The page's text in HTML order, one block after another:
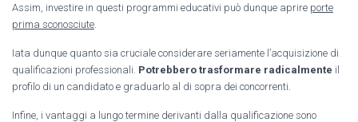
Assim, investire in questi programmi educativi può dunque aprire porte
prima sconosciute
Iata dunque quanto sia cruciale considerare seriamente l’acquisizione di
qualificazioni professionali. Potrebbero trasformare radicalmente il
profilo di un candidato e graduarlo al di sopra dei concorrenti.
Infine, i vantaggi a lungo termine derivanti dalla qualificazione sono